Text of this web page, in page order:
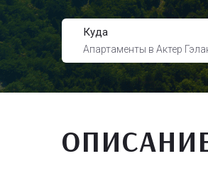
Куда
Апартаменты в Актер